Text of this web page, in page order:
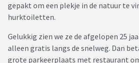
gepakt om een plekje in de natuur te
hurktoiletten.
Gelukkig zien we ze de afgelopen 25
alleen gratis langs de snelweg. Dan
grote parkeerplaats met restaurant